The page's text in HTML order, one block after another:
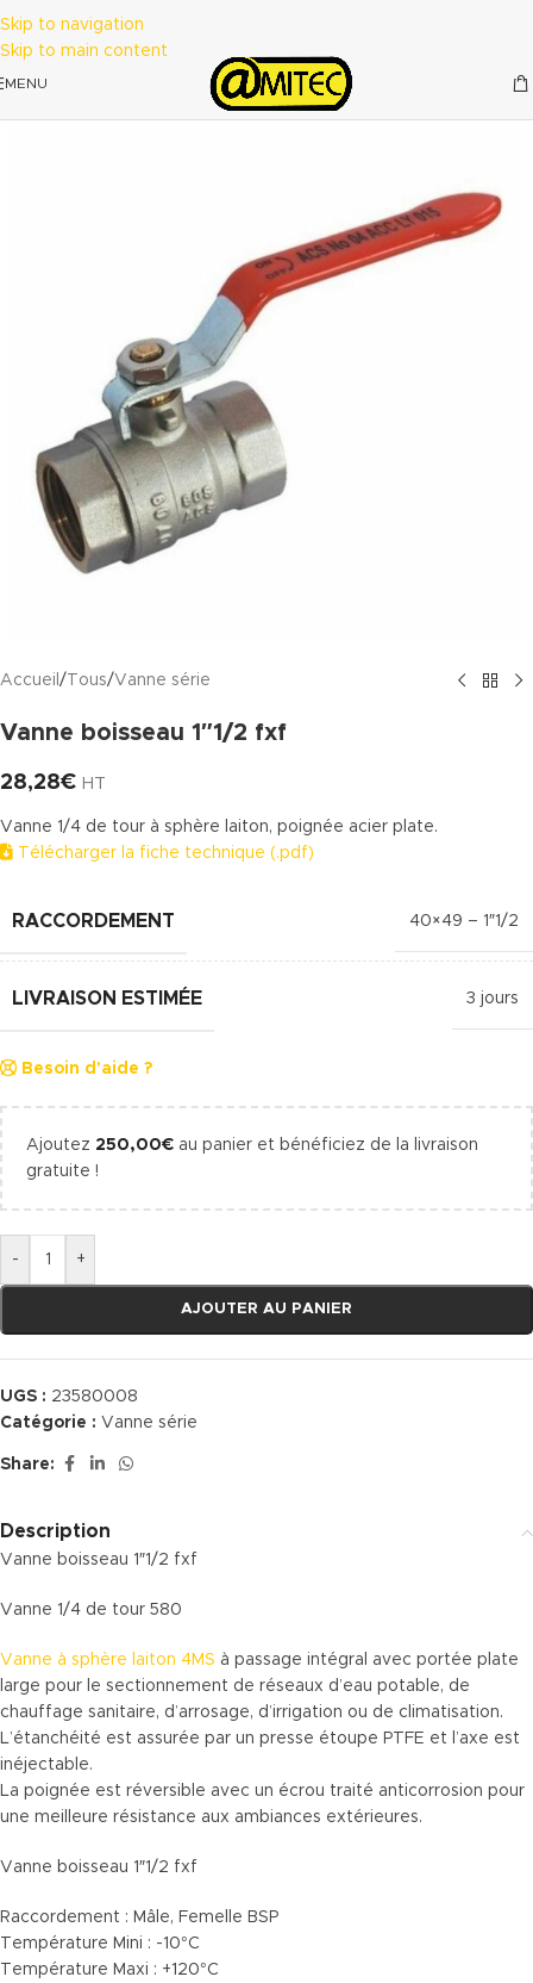
Skip to navigation
Skip to main content
MENU
Accueil / Tous/Vanne série
Vanne boisseau 1″1/2 fxf
28,28€ HT
Vanne 1/4 de tour à sphère laiton, poignée acier plate.
Télécharger la fiche technique (.pdf)
RACCORDEMENT 40×49 – 1″1/2
LIVRAISON ESTIMÉE 3 jours
Besoin d'aide ?
Ajoutez 250,00€ au panier et bénéficiez de la livraison
gratuite !
- +
AJOUTER AU PANIER
UGS : 23580008
Catégorie : Vanne série
Share:
Description
Vanne boisseau 1″1/2 fxf
Vanne 1/4 de tour 580
Vanne à sphère laiton 4MS à passage intégral avec portée plate
large pour le sectionnement de réseaux d’eau potable, de
chauffage sanitaire, d’arrosage, d’irrigation ou de climatisation.
L’étanchéité est assurée par un presse étoupe PTFE et l’axe est
inéjectable.
La poignée est réversible avec un écrou traité anticorrosion pour
une meilleure résistance aux ambiances extérieures.
Vanne boisseau 1″1/2 fxf
Raccordement : Mâle, Femelle BSP
Température Mini : -10°C
Température Maxi : +120°C